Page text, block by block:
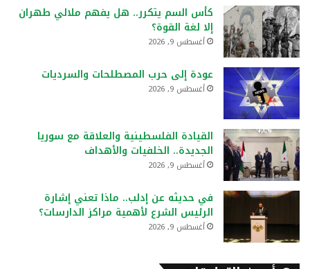
كأس السم يتكرر.. هل يفهم ملالي طهران
إلا لغة القوة؟
أغسطس 9, 2026
عودة إلى حرب المصطلحات والسرديات
أغسطس 9, 2026
القيادة الفلسطينية والعلاقة مع سوريا
الجديدة.. الخلفيات والأهداف
أغسطس 9, 2026
في حديثه عن إدلب.. ماذا تعني إشارة
الرئيس الشرع لأهمية مراكز الدارسات؟
أغسطس 9, 2026